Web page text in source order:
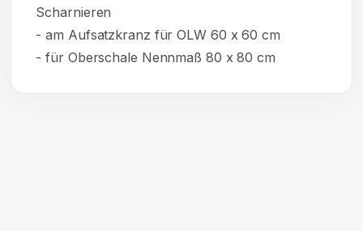
Scharnieren
- am Aufsatzkranz für OLW 60 x 60 cm
- für Oberschale Nennmaß 80 x 80 cm